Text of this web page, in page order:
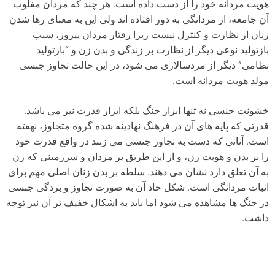
هویت مردانه خود را از دست داده است. هر چند که مردان مغلوب
آن جامعه، از مردانگی به دور افتاده اند ولی این به معنای رها شدن
زنان از نظارت و کنترل نیست زیرا رفتار مردان پیروز، سبب
بازتولید نوعی دیگر از نظارت بر زندگی و بدن زن و “بازتولید
نظامی” دیگر از مردسالاری می شود، در این حالت تجاوز جنسی
مولد هویت مردانه است.
خشونت جنسی نه تنها ابزار جنگ بلکه ابزار قدرت نیز می باشد.
قدرتی که پایه های آن در فرهنگ نهادینه شده گروه متجاوز، نهفته
است. آنانی که دست به تجاوز جنسی می زنند در واقع قدرت خود
را بر بدن و هویت زن، و از این طریق بر مردان و سرزمینی که زن
به آن تعلق دارد نشان می دهند. سلطه بر بدن زنان اصلی مهم برای
اثبات مردانگی است. شکل حاد آن به صورت تجاوز و بردگی جنسی
در جنگ ها مشاهده می شود اما باید به اشکال خفیف تر آن نیز توجه
داشت.